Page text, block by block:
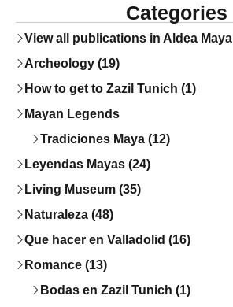
Categories
View all publications in Aldea Maya
Archeology (19)
How to get to Zazil Tunich (1)
Mayan Legends
Tradiciones Maya (12)
Leyendas Mayas (24)
Living Museum (35)
Naturaleza (48)
Que hacer en Valladolid (16)
Romance (13)
Bodas en Zazil Tunich (1)